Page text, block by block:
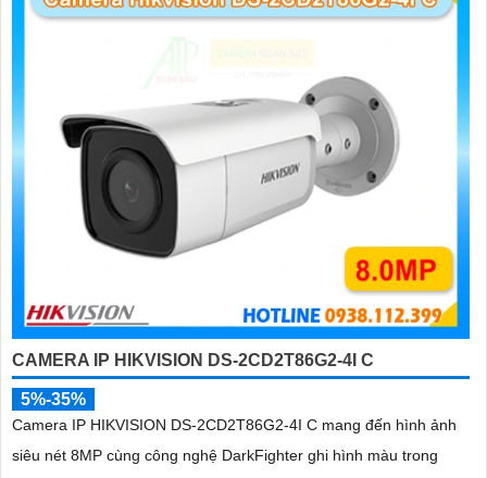
CAMERA IP HIKVISION DS-2CD2T86G2-4I C
5%-35%
Camera IP HIKVISION DS-2CD2T86G2-4I C mang đến hình ảnh
siêu nét 8MP cùng công nghệ DarkFighter ghi hình màu trong